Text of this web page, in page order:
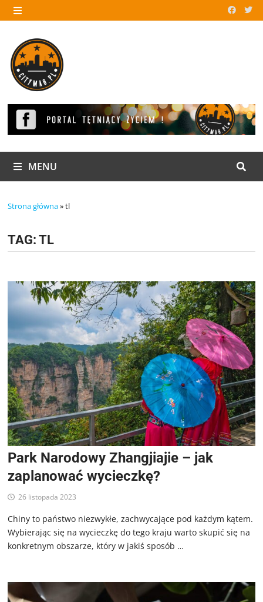
Skip
to
MENU
MENU
Strona główna»tl
TAG:TL
Park Narodowy Zhangjiajie – jak
zaplanować wycieczkę?
26 listopada 2023
Chiny to państwo niezwykłe, zachwycające pod każdym kątem.
Wybierając się na wycieczkę do tego kraju warto skupić się na
konkretnym obszarze, który w jakiś sposób …